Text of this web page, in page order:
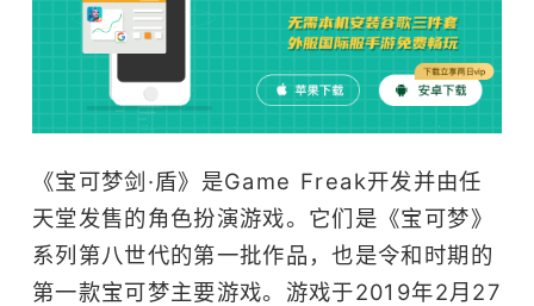
《宝可梦剑·盾》是Game Freak开发并由任
天堂发售的角色扮演游戏。它们是《宝可梦》
系列第八世代的第一批作品，也是令和时期的
第一款宝可梦主要游戏。游戏于2019年2月27